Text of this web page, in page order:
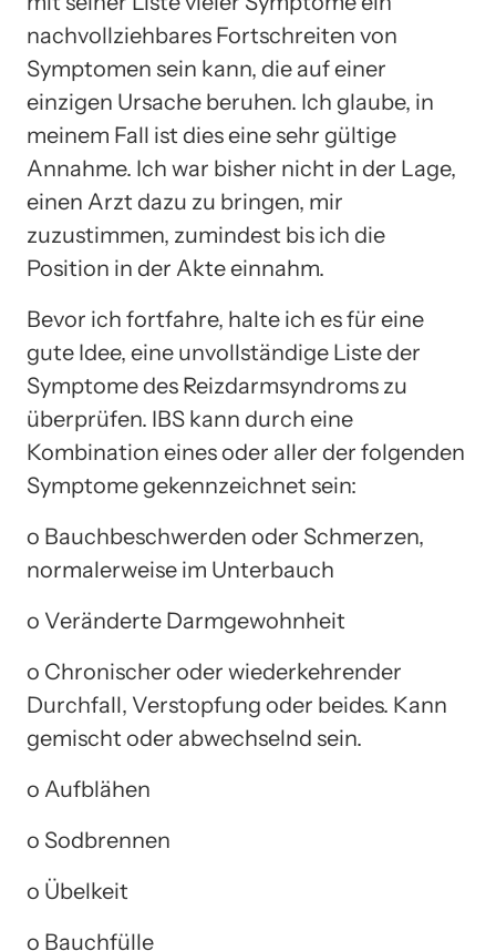
nachvollziehbares Fortschreiten von
Symptomen sein kann, die auf einer
einzigen Ursache beruhen. Ich glaube, in
meinem Fall ist dies eine sehr gültige
Annahme. Ich war bisher nicht in der Lage,
einen Arzt dazu zu bringen, mir
zuzustimmen, zumindest bis ich die
Position in der Akte einnahm.
Bevor ich fortfahre, halte ich es für eine
gute Idee, eine unvollständige Liste der
Symptome des Reizdarmsyndroms zu
überprüfen. IBS kann durch eine
Kombination eines oder aller der folgenden
Symptome gekennzeichnet sein:
o Bauchbeschwerden oder Schmerzen,
normalerweise im Unterbauch
o Veränderte Darmgewohnheit
o Chronischer oder wiederkehrender
Durchfall, Verstopfung oder beides. Kann
gemischt oder abwechselnd sein.
o Aufblähen
o Sodbrennen
o Übelkeit
o Bauchfülle